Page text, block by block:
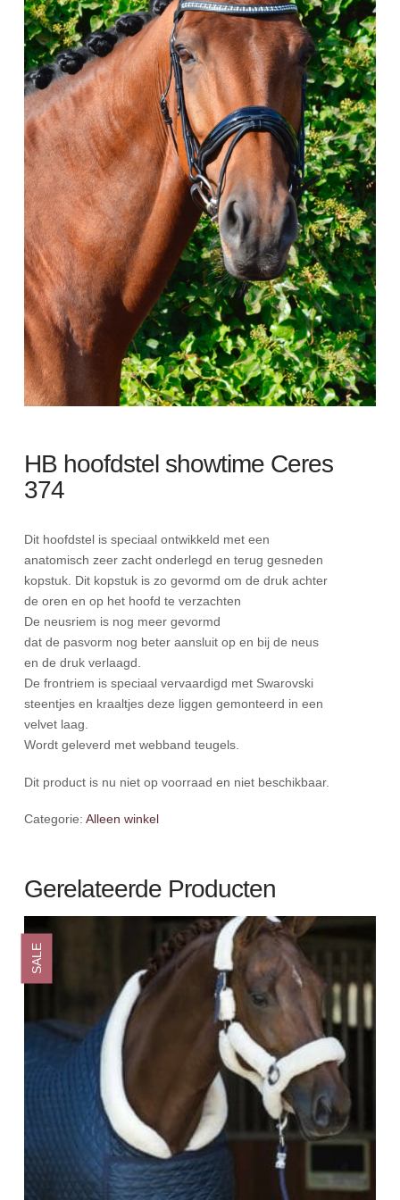
HB hoofdstel showtime Ceres
374
Dit hoofdstel is speciaal ontwikkeld met een
anatomisch zeer zacht onderlegd en terug gesneden
kopstuk. Dit kopstuk is zo gevormd om de druk achter
de oren en op het hoofd te verzachten
De neusriem is nog meer gevormd
dat de pasvorm nog beter aansluit op en bij de neus
en de druk verlaagd.
De frontriem is speciaal vervaardigd met Swarovski
steentjes en kraaltjes deze liggen gemonteerd in een
velvet laag.
Wordt geleverd met webband teugels.
Dit product is nu niet op voorraad en niet beschikbaar.
Categorie: Alleen winkel
Gerelateerde Producten
SALE